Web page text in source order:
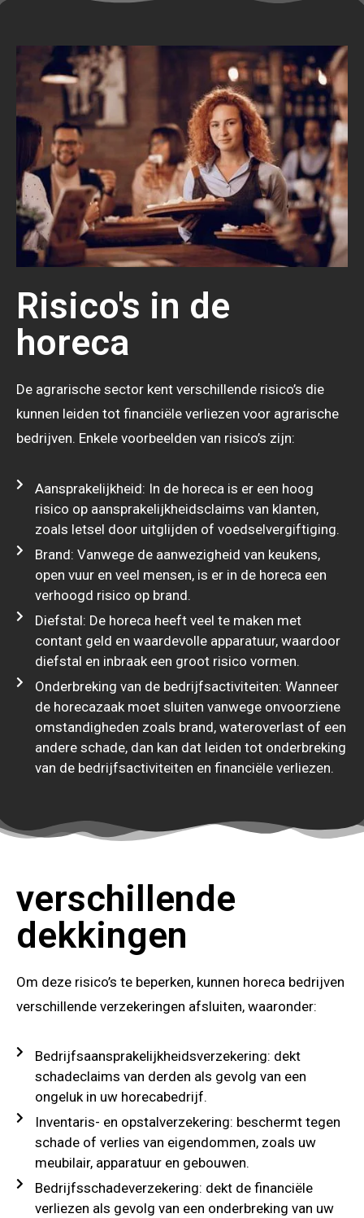
Risico's in de
horeca
De agrarische sector kent verschillende risico’s die
kunnen leiden tot financiële verliezen voor agrarische
bedrijven. Enkele voorbeelden van risico’s zijn:
Aansprakelijkheid: In de horeca is er een hoog
risico op aansprakelijkheidsclaims van klanten,
zoals letsel door uitglijden of voedselvergiftiging.
Brand: Vanwege de aanwezigheid van keukens,
open vuur en veel mensen, is er in de horeca een
verhoogd risico op brand.
Diefstal: De horeca heeft veel te maken met
contant geld en waardevolle apparatuur, waardoor
diefstal en inbraak een groot risico vormen.
Onderbreking van de bedrijfsactiviteiten: Wanneer
de horecazaak moet sluiten vanwege onvoorziene
omstandigheden zoals brand, wateroverlast of een
andere schade, dan kan dat leiden tot onderbreking
van de bedrijfsactiviteiten en financiële verliezen.
verschillende
dekkingen
Om deze risico’s te beperken, kunnen horeca bedrijven
verschillende verzekeringen afsluiten, waaronder:
Bedrijfsaansprakelijkheidsverzekering: dekt
schadeclaims van derden als gevolg van een
ongeluk in uw horecabedrijf.
Inventaris- en opstalverzekering: beschermt tegen
schade of verlies van eigendommen, zoals uw
meubilair, apparatuur en gebouwen.
Bedrijfsschadeverzekering: dekt de financiële
verliezen als gevolg van een onderbreking van uw